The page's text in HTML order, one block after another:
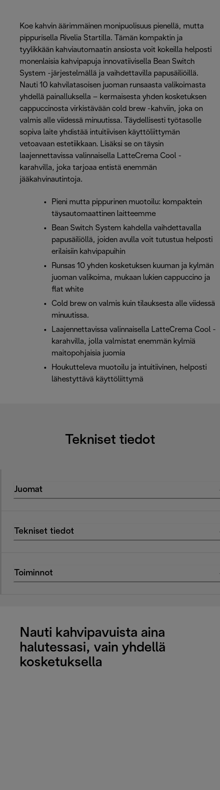
Koe kahvin äärimmäinen monipuolisuus pienellä, mutta
pippurisella Rivelia Startilla. Tämän kompaktin ja
tyylikkään kahviautomaatin ansiosta voit kokeilla helposti
monenlaisia kahvipapuja innovatiivisella Bean Switch
System -järjestelmällä ja vaihdettavilla papusäiliöillä.
Nauti 10 kahvilatasoisen juoman runsaasta valikoimasta
yhdellä painalluksella – kermaisesta yhden kosketuksen
cappuccinosta virkistävään cold brew -kahviin, joka on
valmis alle viidessä minuutissa. Täydellisesti työtasolle
sopiva laite yhdistää intuitiivisen käyttöliittymän
vetoavaan estetiikkaan. Lisäksi se on täysin
laajennettavissa valinnaisella LatteCrema Cool -
karahvilla, joka tarjoaa entistä enemmän
jääkahvinautintoja.
Pieni mutta pippurinen muotoilu: kompaktein
täysautomaattinen laitteemme
Bean Switch System kahdella vaihdettavalla
papusäiliöllä, joiden avulla voit tutustua helposti
erilaisiin kahvipapuihin
Runsas 10 yhden kosketuksen kuuman ja kylmän
juoman valikoima, mukaan lukien cappuccino ja
flat white
Cold brew on valmis kuin tilauksesta alle viidessä
minuutissa.
Laajennettavissa valinnaisella LatteCrema Cool -
karahvilla, jolla valmistat enemmän kylmiä
maitopohjaisia juomia
Houkutteleva muotoilu ja intuitiivinen, helposti
lähestyttävä käyttöliittymä
Tekniset tiedot
Juomat
Tekniset tiedot
Toiminnot
Nauti kahvipavuista aina
halutessasi, vain yhdellä
kosketuksella